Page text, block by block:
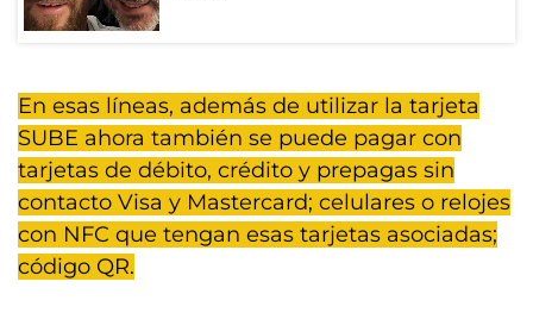
En esas líneas, además de utilizar la tarjeta
SUBE ahora también se puede pagar con
tarjetas de débito, crédito y prepagas sin
contacto Visa y Mastercard; celulares o relojes
con NFC que tengan esas tarjetas asociadas;
código QR.